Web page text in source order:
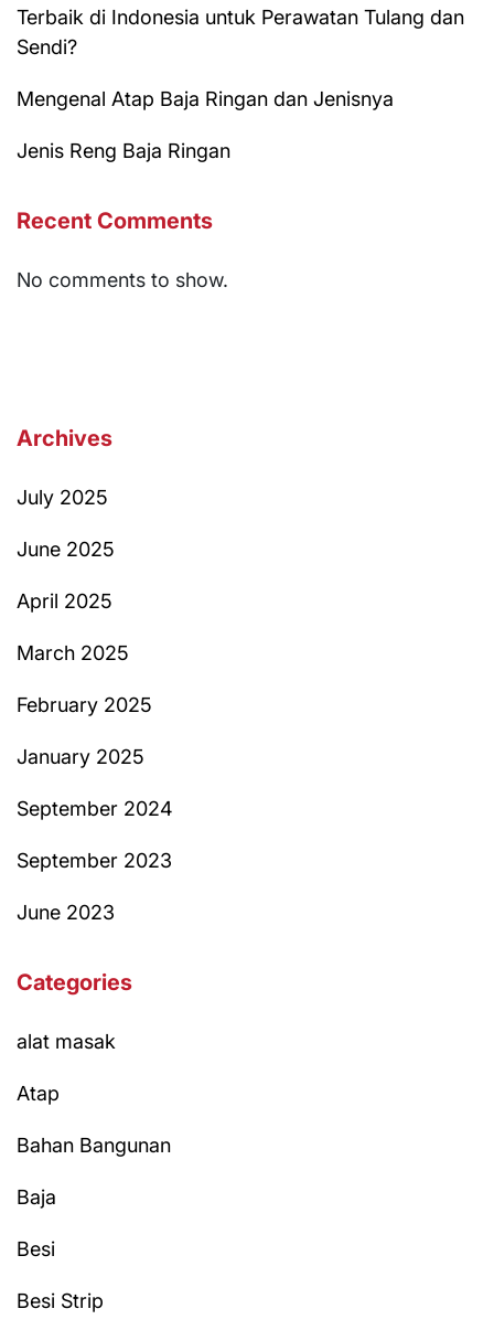
Terbaik di Indonesia untuk Perawatan Tulang dan
Sendi?
Mengenal Atap Baja Ringan dan Jenisnya
Jenis Reng Baja Ringan
Recent Comments
No comments to show.
Archives
July 2025
June 2025
April 2025
March 2025
February 2025
January 2025
September 2024
September 2023
June 2023
Categories
alat masak
Atap
Bahan Bangunan
Baja
Besi
Besi Strip